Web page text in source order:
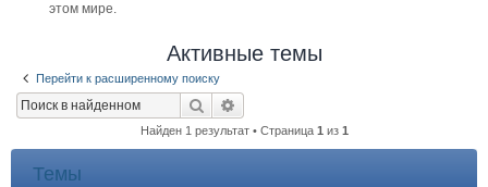
этом мире.
Активные темы
Перейти к расширенному поиску
Поиск
Найден 1 результат • Страница 1 из 1
Темы